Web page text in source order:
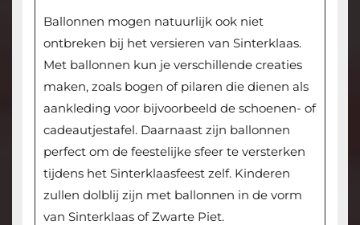
Ballonnen mogen natuurlijk ook niet
ontbreken bij het versieren van Sinterklaas.
Met ballonnen kun je verschillende creaties
maken, zoals bogen of pilaren die dienen als
aankleding voor bijvoorbeeld de schoenen- of
cadeautjestafel. Daarnaast zijn ballonnen
perfect om de feestelijke sfeer te versterken
tijdens het Sinterklaasfeest zelf. Kinderen
zullen dolblij zijn met ballonnen in de vorm
van Sinterklaas of Zwarte Piet.